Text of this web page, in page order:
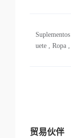
uete , Ropa
贸易伙伴